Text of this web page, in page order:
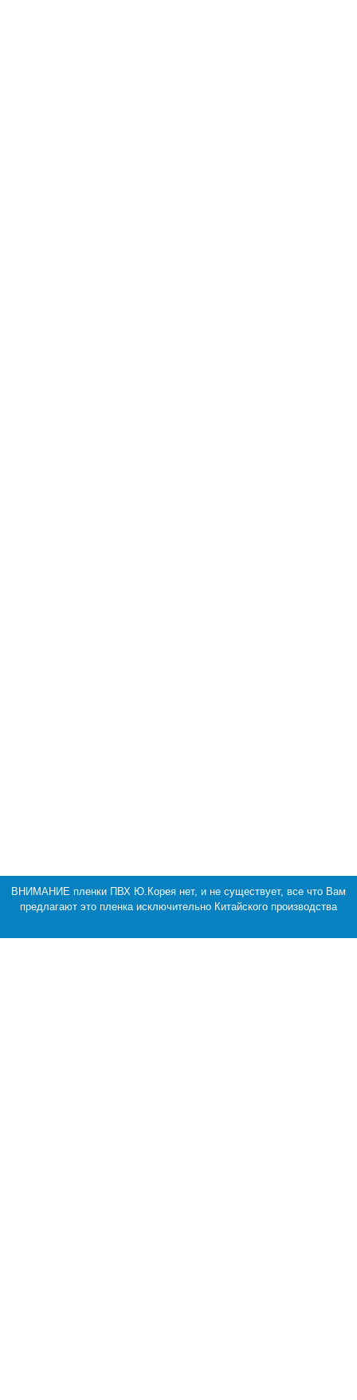
ВНИМАНИЕ пленки ПВХ Ю.Корея нет, и не существует, все что Вам
предлагают это пленка исключительно Китайского производства